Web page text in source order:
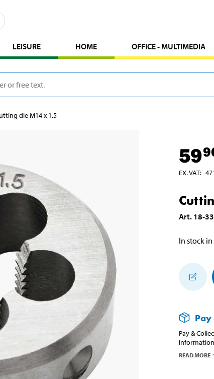
LEISURE HOME OFFICE - MULTIMEDIA
die M14 x 1.5
59
EX. VAT: 47
Art. 18-
In stock in
Pay
Pay &
READ MORE